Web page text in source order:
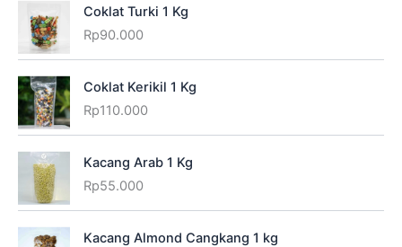
Coklat Turki 1 Kg
Rp90.000
Coklat Kerikil 1 Kg
Rp110.000
Kacang Arab 1 Kg
Rp55.000
Kacang Almond Cangkang 1 kg